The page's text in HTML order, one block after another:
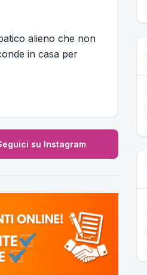
alieno che non
in casa per
su Instagram